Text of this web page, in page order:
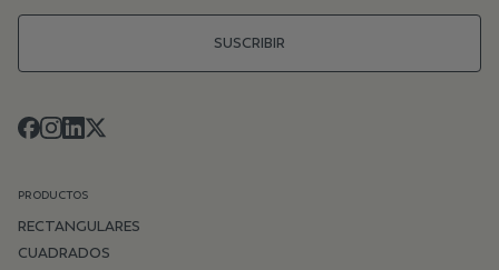
SUSCRIBIR
PRODUCTOS
RECTANGULARES
CUADRADOS